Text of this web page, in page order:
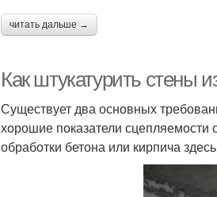
читать дальше →
Как штукатурить стены
Существует два основных
хорошие показатели
обработки бетона или кирпича